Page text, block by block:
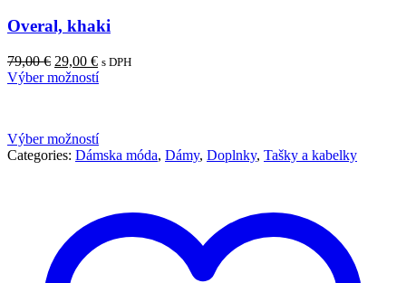
Overal, khaki
79,00€ 29,00 € s DPH
Výber možností
Výber možností
Categories: Dámska móda, Dámy, Doplnky, Tašky a kabelky